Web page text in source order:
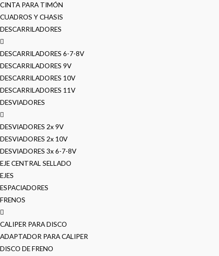
CINTA PARA TIMÓN
CUADROS Y CHASIS
DESCARRILADORES
DESCARRILADORES 6-7-8V
DESCARRILADORES 9V
DESCARRILADORES 10V
DESCARRILADORES 11V
DESVIADORES
DESVIADORES 2x 9V
DESVIADORES 2x 10V
DESVIADORES 3x 6-7-8V
EJE CENTRAL SELLADO
EJES
ESPACIADORES
FRENOS
CALIPER PARA DISCO
ADAPTADOR PARA CALIPER
DISCO DE FRENO